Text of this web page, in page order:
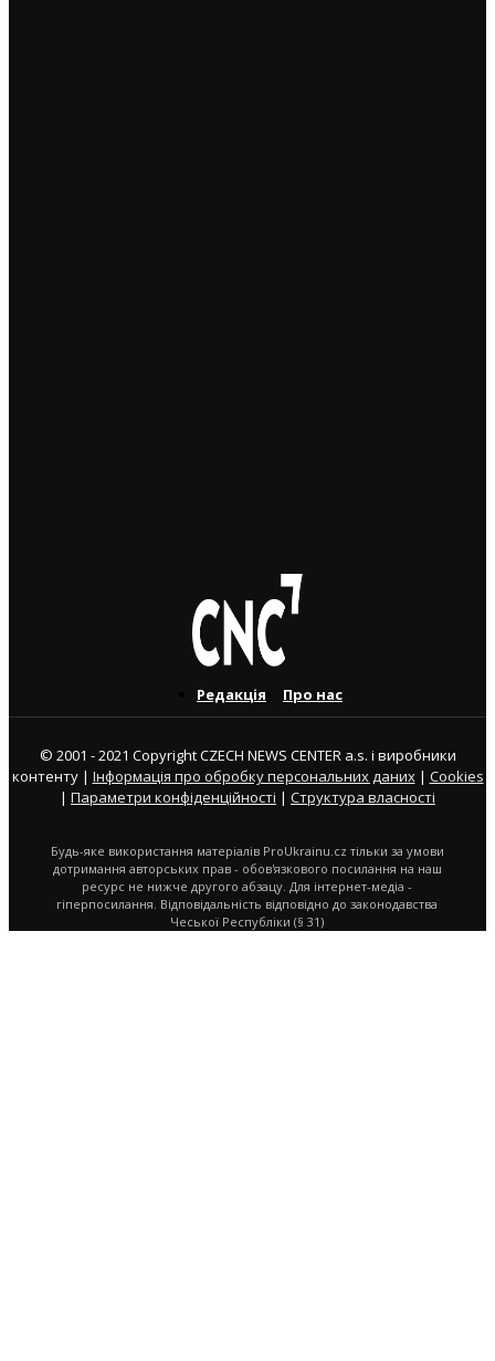
Редакція Про нас
© 2001 - 2021 Copyright CZECH NEWS CENTER a.s. і виробники
контенту | Інформація про обробку персональних даних| Cookies
| Параметри конфіденційності | Структура власності
Будь-яке використання матеріалів ProUkrainu.cz тільки за умови
дотримання авторських прав - обов'язкового посилання на наш
ресурс не нижче другого абзацу. Для інтернет-медіа -
гіперпосилання. Відповідальність відповідно до законодавства
Чеської Республіки (§ 31)